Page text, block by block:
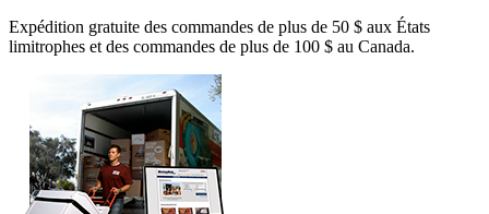
Expédition gratuite des commandes de plus de 50 $ aux États
limitrophes et des commandes de plus de 100 $ au Canada.